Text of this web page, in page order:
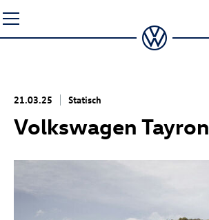
Seiteninhalt
springen
21.03.25 Statisch
Volkswagen Tayron